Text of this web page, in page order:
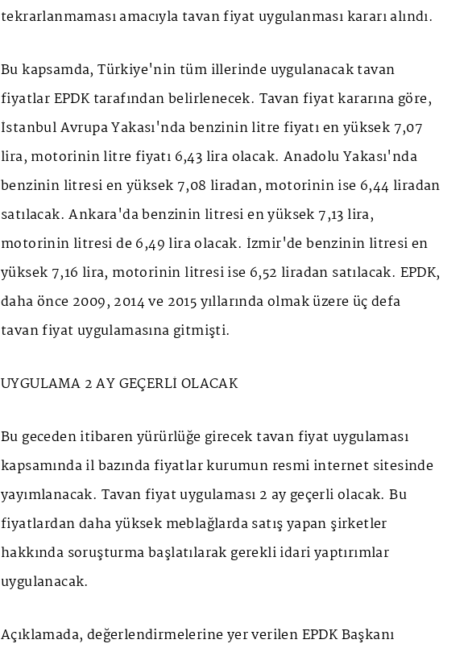
tekrarlanmaması amacıyla tavan fiyat uygulanması kararı alındı.
Bu kapsamda, Türkiye'nin tüm illerinde uygulanacak tavan
fiyatlar EPDK tarafından belirlenecek. Tavan fiyat kararına göre,
İstanbul Avrupa Yakası'nda benzinin litre fiyatı en yüksek 7,07
lira, motorinin litre fiyatı 6,43 lira olacak. Anadolu Yakası'nda
benzinin litresi en yüksek 7,08 liradan, motorinin ise 6,44 liradan
satılacak. Ankara'da benzinin litresi en yüksek 7,13 lira,
motorinin litresi de 6,49 lira olacak. İzmir'de benzinin litresi en
yüksek 7,16 lira, motorinin litresi ise 6,52 liradan satılacak. EPDK,
daha önce 2009, 2014 ve 2015 yıllarında olmak üzere üç defa
tavan fiyat uygulamasına gitmişti.
UYGULAMA 2 AY GEÇERLİ OLACAK
Bu geceden itibaren yürürlüğe girecek tavan fiyat uygulaması
kapsamında il bazında fiyatlar kurumun resmi internet sitesinde
yayımlanacak. Tavan fiyat uygulaması 2 ay geçerli olacak. Bu
fiyatlardan daha yüksek meblağlarda satış yapan şirketler
hakkında soruşturma başlatılarak gerekli idari yaptırımlar
uygulanacak.
Açıklamada, değerlendirmelerine yer verilen EPDK Başkanı